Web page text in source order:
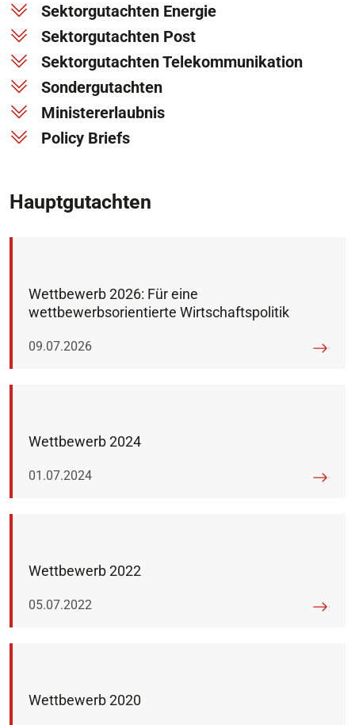
Sektorgutachten Energie
Sektorgutachten Post
Sektorgutachten Telekommunikation
Sondergutachten
Ministererlaubnis
Policy Briefs
Hauptgutachten
Wettbewerb 2026: Für eine
wettbewerbsorientierte Wirtschaftspolitik
Veröffentlicht am:
09.07.2026
Wettbewerb 2024
Veröffentlicht am:
01.07.2024
Wettbewerb 2022
Veröffentlicht am:
05.07.2022
Wettbewerb 2020